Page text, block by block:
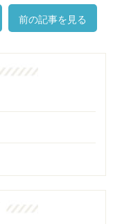
前の記事を見る